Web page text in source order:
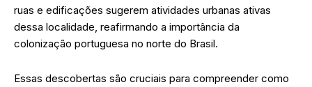
ruas e edificações sugerem atividades urbanas ativas
dessa localidade, reafirmando a importância da
colonização portuguesa no norte do Brasil.
Essas descobertas são cruciais para compreender como